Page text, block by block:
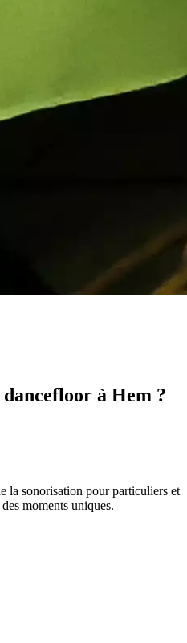
à Hem ?
la sonorisation pour particuliers et
moments uniques.